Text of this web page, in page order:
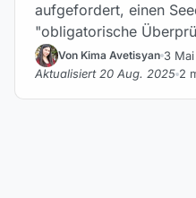
aufgefordert, einen
"obligatorische
Von Kima Avetisyan 3
Aktualisiert 20 Aug. 2025 2